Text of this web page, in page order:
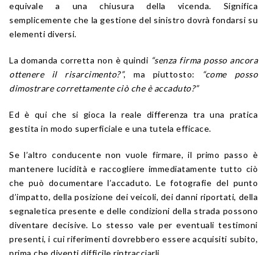
equivale a una chiusura della vicenda. Significa
semplicemente che la gestione del sinistro dovrà fondarsi su
elementi diversi.
La domanda corretta non è quindi “senza firma posso ancora
ottenere il risarcimento?”, ma piuttosto: “come posso
dimostrare correttamente ciò che è accaduto?”
Ed è qui che si gioca la reale differenza tra una pratica
gestita in modo superficiale e una tutela efficace.
Se l’altro conducente non vuole firmare, il primo passo è
mantenere lucidità e raccogliere immediatamente tutto ciò
che può documentare l’accaduto. Le fotografie del punto
d’impatto, della posizione dei veicoli, dei danni riportati, della
segnaletica presente e delle condizioni della strada possono
diventare decisive. Lo stesso vale per eventuali testimoni
presenti, i cui riferimenti dovrebbero essere acquisiti subito,
prima che diventi difficile rintracciarli.